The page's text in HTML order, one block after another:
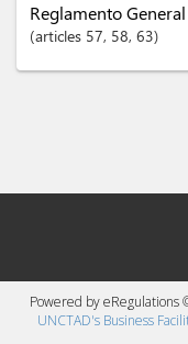
Reglamento
articles 57, 58, 63
Powered by
UNCTAD's Business